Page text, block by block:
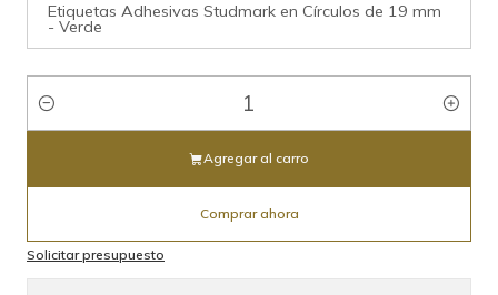
Etiquetas Adhesivas Studmark en Círculos de 19 mm
- Verde
Cantidad
Agregar al carro
Comprar ahora
Solicitar presupuesto